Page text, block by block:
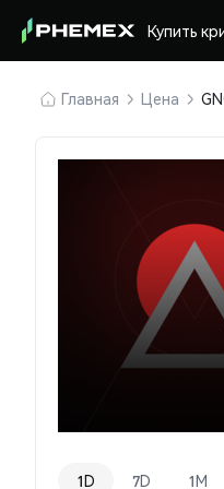
Купить
Главная Цена
1D 7D 1M